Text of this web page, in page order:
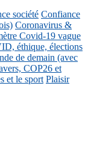
société Confiance
Coronavirus &
Covid-19 vague
éthique, élections
de demain (avec
COP26 et
et le sport Plaisir